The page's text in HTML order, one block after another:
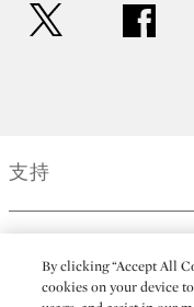
支持
By clicking “Accept All
cookies on your device